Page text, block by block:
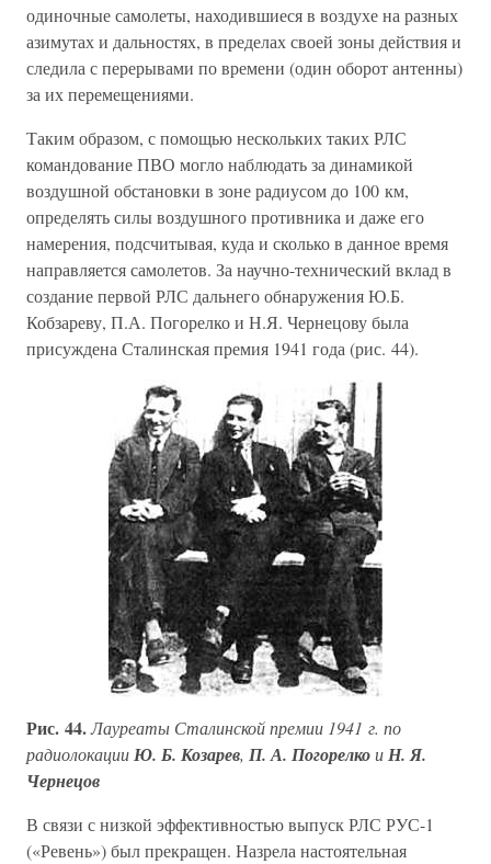
одиночные самолеты, находившиеся в воздухе на разных
азимутах и дальностях, в пределах своей зоны действия и
следила с перерывами по времени (один оборот антенны)
за их перемещениями.
Таким образом, с помощью нескольких таких РЛС
командование ПВО могло наблюдать за динамикой
воздушной обстановки в зоне радиусом до 100 км,
определять силы воздушного противника и даже его
намерения, подсчитывая, куда и сколько в данное время
направляется самолетов. За научно-технический вклад в
создание первой РЛС дальнего обнаружения Ю.Б.
Кобзареву, П.А. Погорелко и Н.Я. Чернецову была
присуждена Сталинская премия 1941 года (рис. 44).
Рис. 44.Лауреаты Сталинской премии 1941 г. по
радиолокацииЮ. Б. Козарев, П. А. ПогорелкоиН. Я.
Чернецов
В связи с низкой эффективностью выпуск РЛС РУС-1
(«Ревень») был прекращен. Назрела настоятельная